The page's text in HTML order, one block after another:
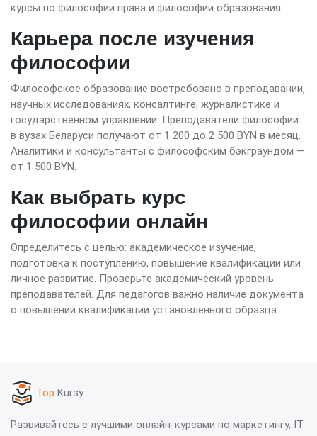
курсы по философии права и философии образования.
Карьера после изучения
философии
Философское образование востребовано в преподавании,
научных исследованиях, консалтинге, журналистике и
государственном управлении. Преподаватели философии
в вузах Беларуси получают от 1 200 до 2 500 BYN в месяц.
Аналитики и консультанты с философским бэкграундом —
от 1 500 BYN.
Как выбрать курс
философии онлайн
Определитесь с целью: академическое изучение,
подготовка к поступлению, повышение квалификации или
личное развитие. Проверьте академический уровень
преподавателей. Для педагогов важно наличие документа
о повышении квалификации установленного образца.
Top Kursy
Развивайтесь с лучшими онлайн-курсами по маркетингу, IT